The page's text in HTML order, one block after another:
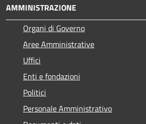
AMMINISTRAZIONE
Organi di Governo
Aree Amministrative
Uffici
Enti e fondazioni
Politici
Personale Amministrativo